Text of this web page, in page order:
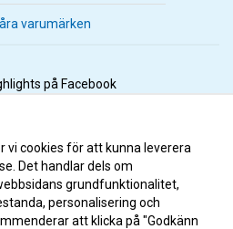
varumärken
på Facebook
på Instagram
på Youtube
på Tiktok
vi cookies för att kunna leverera
Det handlar dels om
grundfunktionalitet,
personalisering och
att klicka på "Godkänn